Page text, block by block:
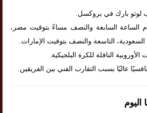
لوتو بارك في بروكسل.
الساعة السابعة والنصف مساءً بتوقيت مصر،
السعودية، التاسعة والنصف بتوقيت الإمارات.
الأوروبية الناقلة للكرة البلجيكية.
عاليًا بسبب التقارب الفني بين الفريقين.
اليوم